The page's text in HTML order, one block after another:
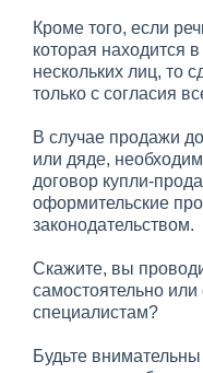
Кроме того, если
которая находится
нескольких лиц, то
только с согласия
В случае продажи
или дяде,
договор купли-
оформительские
законодательством.
Скажите, вы
самостоятельно
специалистам?
Будьте